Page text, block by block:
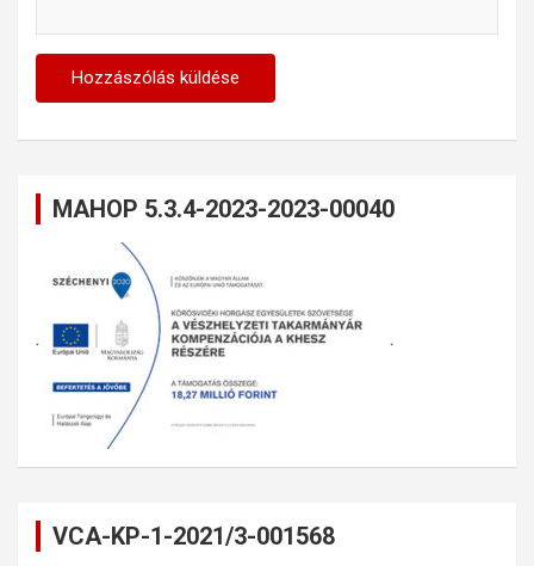
MAHOP 5.3.4-2023-2023-00040
VCA-KP-1-2021/3-001568